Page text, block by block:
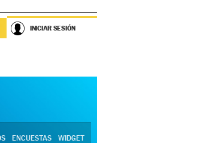
INICIAR SESIÓN
ENCUESTAS WIDGET